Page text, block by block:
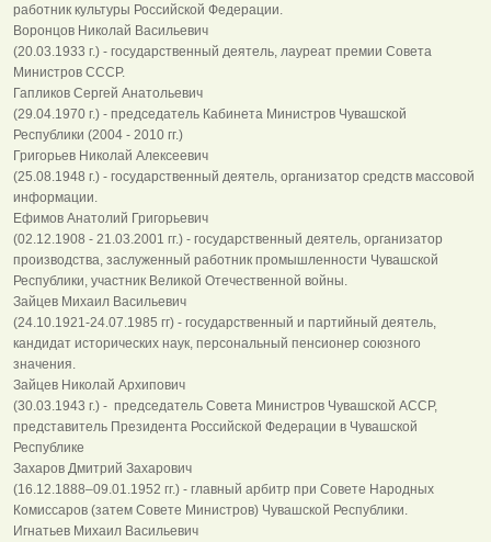
работник культуры Российской Федерации.
Воронцов Николай Васильевич
(20.03.1933 г.) - государственный деятель, лауреат премии Совета
Министров СССР.
Гапликов Сергей Анатольевич
(29.04.1970 г.) - председатель Кабинета Министров Чувашской
Республики (2004 - 2010 гг.)
Григорьев Николай Алексеевич
(25.08.1948 г.) - государственный деятель, организатор средств массовой
информации.
Ефимов Анатолий Григорьевич
(02.12.1908 - 21.03.2001 гг.) - государственный деятель, организатор
производства, заслуженный работник промышленности Чувашской
Республики, участник Великой Отечественной войны.
Зайцев Михаил Васильевич
(24.10.1921-24.07.1985 гг) - государственный и партийный деятель,
кандидат исторических наук, персональный пенсионер союзного
значения.
Зайцев Николай Архипович
(30.03.1943 г.) - председатель Совета Министров Чувашской АССР,
представитель Президента Российской Федерации в Чувашской
Республике
Захаров Дмитрий Захарович
(16.12.1888–09.01.1952 гг.) - главный арбитр при Совете Народных
Комиссаров (затем Совете Министров) Чувашской Республики.
Игнатьев Михаил Васильевич